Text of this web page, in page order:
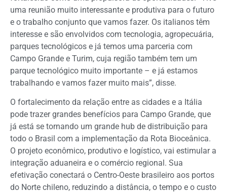
uma reunião muito interessante e produtiva para o futuro
e o trabalho conjunto que vamos fazer. Os italianos têm
interesse e são envolvidos com tecnologia, agropecuária,
parques tecnológicos e já temos uma parceria com
Campo Grande e Turim, cuja região também tem um
parque tecnológico muito importante – e já estamos
trabalhando e vamos fazer muito mais”, disse.
O fortalecimento da relação entre as cidades e a Itália
pode trazer grandes benefícios para Campo Grande, que
já está se tornando um grande hub de distribuição para
todo o Brasil com a implementação da Rota Bioceânica.
O projeto econômico, produtivo e logístico, vai estimular a
integração aduaneira e o comércio regional. Sua
efetivação conectará o Centro-Oeste brasileiro aos portos
do Norte chileno, reduzindo a distância, o tempo e o custo